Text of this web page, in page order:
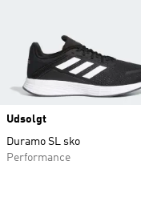
Udsolgt
Duramo SL sko
Performance